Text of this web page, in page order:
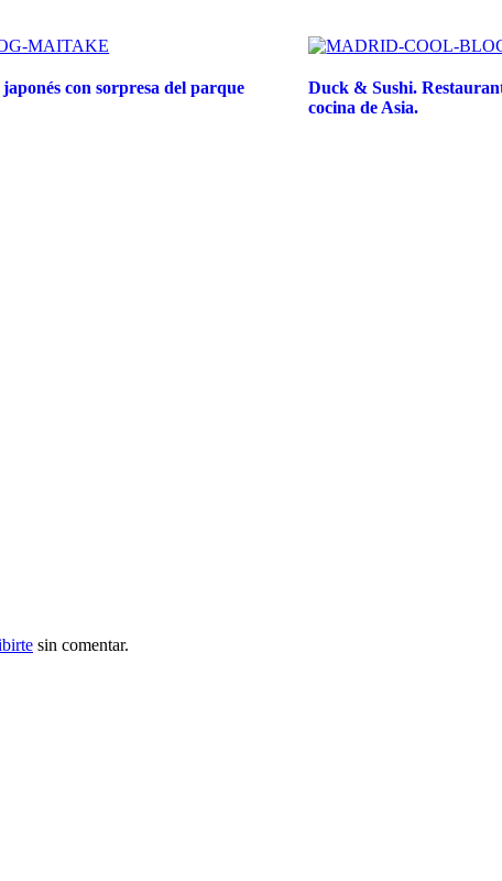
con sorpresa del parque
Duck & Sushi.
cocina de Asia.
sin comentar.